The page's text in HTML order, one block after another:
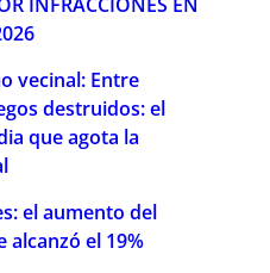
INFRACCIONES EN
vecinal: Entre
destruidos: el
que agota la
el aumento del
alcanzó el 19%